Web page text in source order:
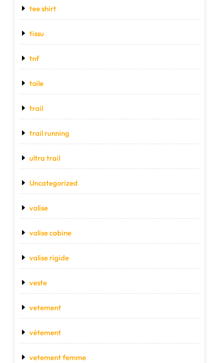
tee shirt
tissu
tnf
toile
trail
trail running
ultra trail
Uncategorized
valise
valise cabine
valise rigide
veste
vetement
vétement
vetement femme